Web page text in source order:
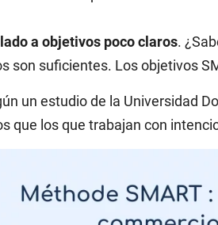
a objetivos poco claros.
son suficientes. Los objetivos
un estudio de la Universidad
que los que trabajan con